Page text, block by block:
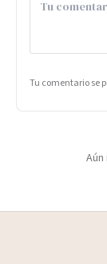
Tu comentario se